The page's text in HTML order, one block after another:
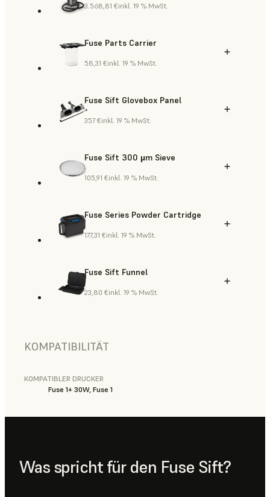
3.568,81 €inkl. 19 % MwSt.
Fuse Parts Carrier
58,31 €inkl. 19 % MwSt.
Fuse Sift Glovebox Panel
357 €inkl. 19 % MwSt.
Fuse Sift 300 µm Sieve
105,91 €inkl. 19 % MwSt.
Fuse Series Powder Cartridge
177,31 €inkl. 19 % MwSt.
Fuse Sift Funnel
23,80 €inkl. 19 % MwSt.
KOMPATIBILITÄT
KOMPATIBLER DRUCKER
Fuse 1+ 30W, Fuse 1
Was spricht für den Fuse Sift?